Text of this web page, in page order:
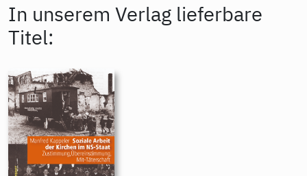
In unserem Verlag lieferbare
Titel: